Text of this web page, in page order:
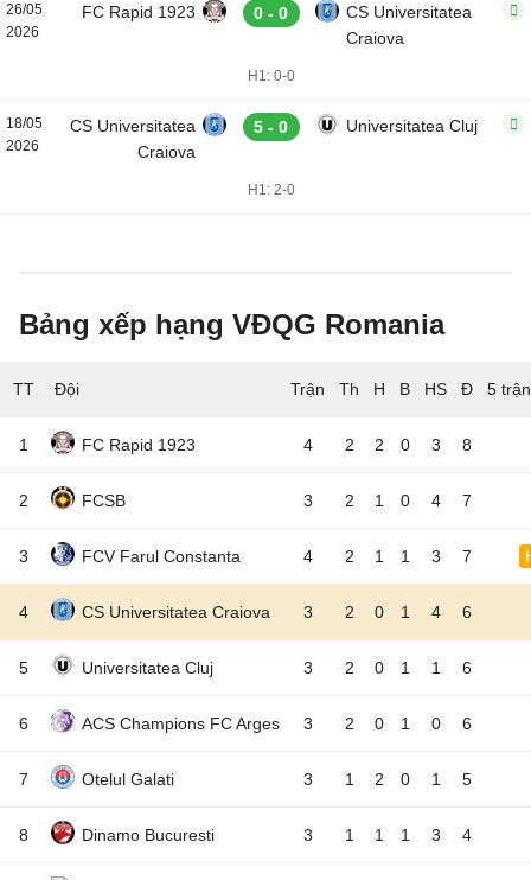
26/05
2026
FC Rapid 1923 0 - 0
CS Universitatea
Craiova
H1: 0-0
18/05
2026
CS Universitatea
Craiova
5 - 0 Universitatea Cluj
H1: 2-0
Bảng xếp hạng VĐQG Romania
TT Đội 5
1 FC Rapid 1923 4 2 2 0 3 8
2 FCSB 3 2 1 0 4 7
3 FCV Farul Constanta 4 2 1 1 3 7
4 CS Universitatea Craiova 3 2 0 1 4 6
5 Universitatea Cluj 3 2 0 1 1 6
6 ACS Champions FC Arges 3 2 0 1 0 6
7 Otelul Galati 3 1 2 0 1 5
8 Dinamo Bucuresti 3 1 1 1 3 4